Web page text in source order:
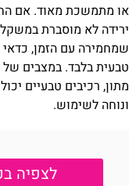
או מתמשכת מאוד. אם
ירידה לא מוסברת
שמחמירה עם הזמן,
טבעית בלבד. במצבים של
מתון, רכיבים טבעיים
ונוחה לשימוש.
לצפיה